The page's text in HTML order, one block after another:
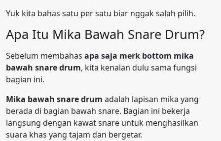
Yuk kita bahas satu per satu biar nggak salah pilih.
Apa Itu Mika Bawah Snare Drum?
Sebelum membahas apa saja merk bottom mika
bawah snare drum, kita kenalan dulu sama fungsi
bagian ini.
Mika bawah snare drum adalah lapisan mika yang
berada di bagian bawah snare. Bagian ini bekerja
langsung dengan kawat snare untuk menghasilkan
suara khas yang tajam dan bergetar.